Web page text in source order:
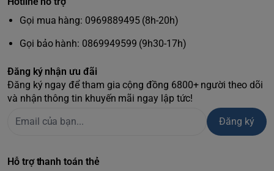
Gọi mua hàng: 0969889495 (8h-20h)
Gọi bảo hành: 0869949599 (9h30-17h)
Đăng ký nhận ưu đãi
Đăng ký ngay để tham gia cộng đồng 6800+ người theo dõi
và nhận thông tin khuyến mãi ngay lập tức!
Đăng ký
Hỗ trợ thanh toán thẻ